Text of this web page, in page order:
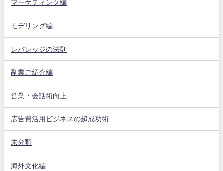
マーケティング編
モデリング編
レバレッジの法則
副業ご紹介編
営業・会話術向上
広告費活用ビジネスの超成功術
未分類
海外文化編